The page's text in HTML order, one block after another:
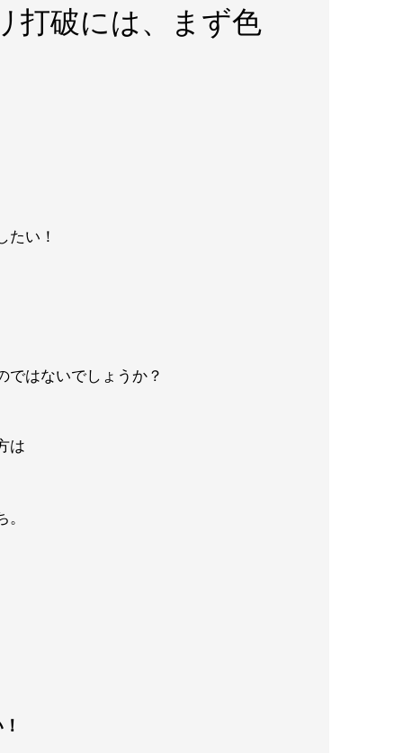
打破には、まず色
い！
ではないでしょうか？
は